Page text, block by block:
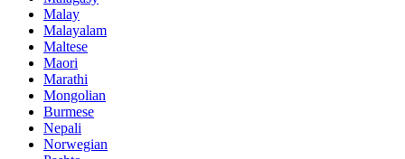
Malay
Malayalam
Maltese
Maori
Marathi
Mongolian
Burmese
Nepali
Norwegian